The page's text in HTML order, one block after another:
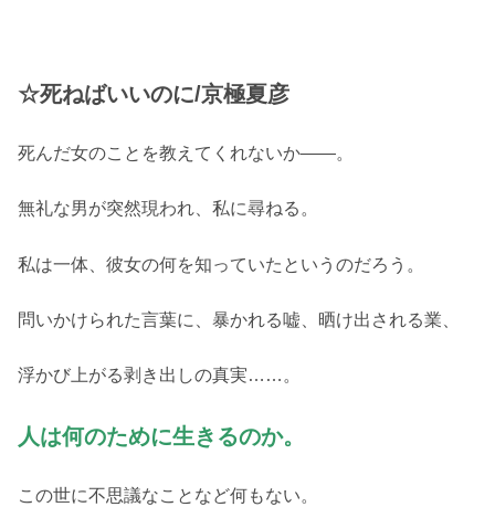
☆死ねばいいのに/京極夏彦
死んだ女のことを教えてくれないか――。
無礼な男が突然現われ、私に尋ねる。
私は一体、彼女の何を知っていたというのだろう。
問いかけられた言葉に、暴かれる嘘、晒け出される業、
浮かび上がる剥き出しの真実……。
人は何のために生きるのか。
この世に不思議なことなど何もない。